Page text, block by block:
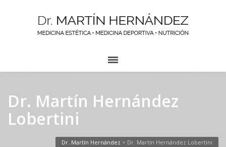
Dr. Martín Hernández
Lobertini
Dr. Martín Hernández > Dr. Martín Hernández Lobertini